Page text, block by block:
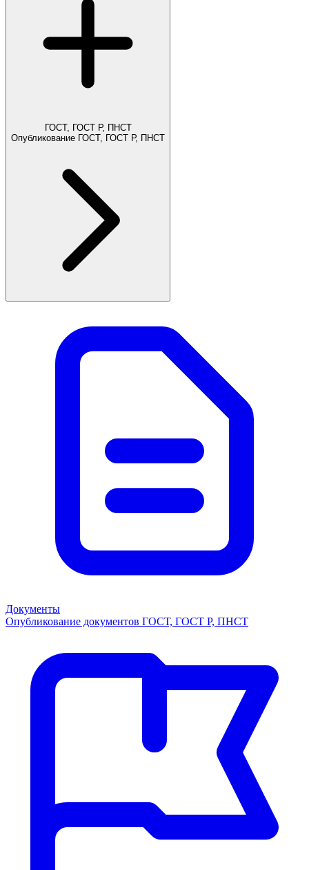
ГОСТ, ГОСТ Р, ПНСТ
Опубликование ГОСТ, ГОСТ Р, ПНСТ
Документы
Опубликование документов ГОСТ, ГОСТ Р, ПНСТ